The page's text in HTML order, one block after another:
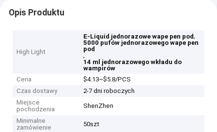
Opis Produktu
High Light
E-Liquid jednorazowe wape pen pod,
5000 pufów jednorazowego wape pen
pod
,
14 ml jednorazowego wkładu do
wampirów
Cena
$4.13~$5.8/PCS
Czas dostawy
2-7 dni roboczych
Miejsce
pochodzenia
ShenZhen
Minimalne
zamówienie
50szt